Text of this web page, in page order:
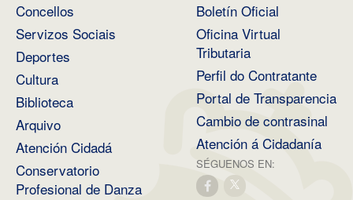
Concellos
Servizos Sociais
Deportes
Cultura
Biblioteca
Arquivo
Atención Cidadá
Conservatorio
Profesional de Danza
Boletín Oficial
Oficina Virtual
Tributaria
Perfil do Contratante
Portal de Transparencia
Cambio de contrasinal
Atención á Cidadanía
SÉGUENOS EN: